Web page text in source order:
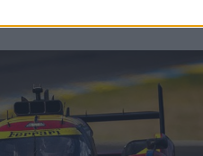
immár a képen látható